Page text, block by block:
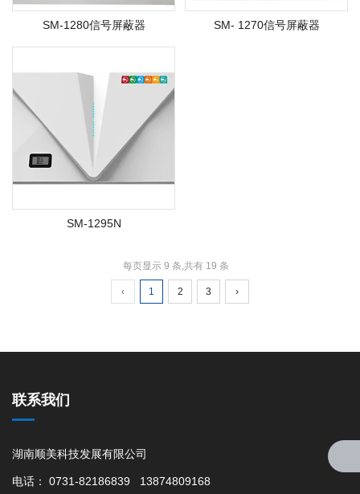
SM-1280信号屏蔽器 SM- 1270信号屏蔽器
SM-1295N
每页显示 9 条,共有 19 条
‹ 1 2 3 ›
联系我们
湖南顺美科技发展有限公司
电话： 0731-82186839 13874809168